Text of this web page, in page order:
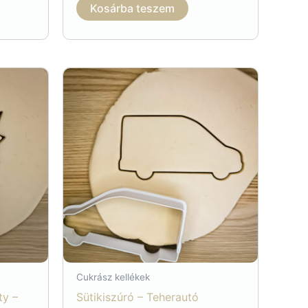
Kosárba teszem
–
Cukrász kellékek
Sütikiszúró – Teherautó